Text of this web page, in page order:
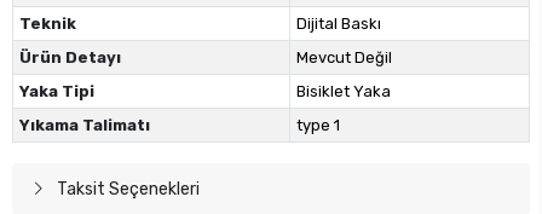
Teknik
Dijital Baskı
Ürün Detayı
Mevcut Değil
Yaka Tipi
Bisiklet Yaka
Yıkama Talimatı
type 1
Taksit Seçenekleri